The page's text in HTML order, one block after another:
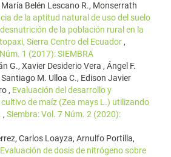
Belén Lescano R., Monserrath
de la aptitud natural de uso del suelo
de la población rural en la
Sierra Centro del Ecuador,
1 (2017): SIEMBRA
G., Xavier Desiderio Vera , Ángel F.
M. Ulloa C., Edison Javier
, Evaluación del desarrollo y
de maíz (Zea mays L.) utilizando
, Siembra: Vol. 7 Núm. 2 (2020):
Carlos Loayza, Arnulfo Portilla,
Evaluación de dosis de nitrógeno sobre